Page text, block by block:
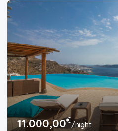
11.000,00€/night